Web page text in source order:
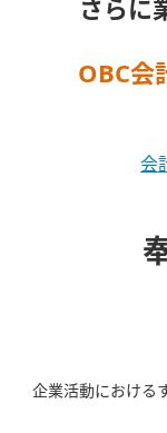
さらに
OBC会
会
企業活動における